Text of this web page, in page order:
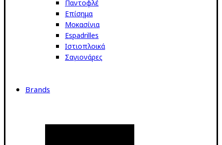
Παντοφλέ
Επίσημα
Μοκασίνια
Espadrilles
Ιστιοπλοικά
Σαγιονάρες
Brands